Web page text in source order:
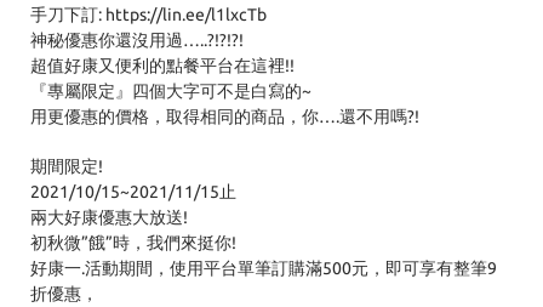
手刀下訂: https://lin.ee/l1lxcTb
神秘優惠你還沒用過…..?!?!?!
超值好康又便利的點餐平台在這裡!!
『專屬限定』四個大字可不是白寫的~
用更優惠的價格，取得相同的商品，你….還不用嗎?!
期間限定!
2021/10/15~2021/11/15止
兩大好康優惠大放送!
初秋微”餓”時，我們來挺你!
好康一.活動期間，使用平台單筆訂購滿500元，即可享有整筆9
折優惠，